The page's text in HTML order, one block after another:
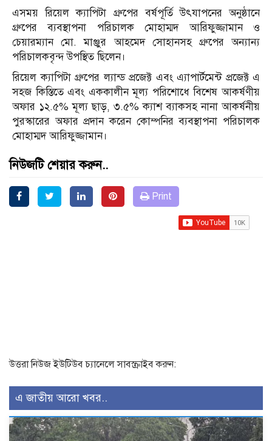
এসময় রিয়েল ক্যাপিটা গ্রুপের বর্ষপূর্তি উৎযাপনের অনুষ্ঠানে
গ্রুপের ব্যবস্থাপনা পরিচালক মোহাম্মদ আরিফুজ্জামান ও
চেয়ারম্যান মো. মাঞ্জুর আহমেদ সোহানসহ গ্রুপের অন্যান্য
পরিচালকবৃন্দ উপস্থিত ছিলেন।
রিয়েল ক্যাপিটা গ্রুপের ল্যান্ড প্রজেক্ট এবং এ্যাপার্টমেন্ট প্রজেক্ট এ
সহজ কিস্তিতে এবং এককালীন মূল্য পরিশোধে বিশেষ আকর্ষণীয়
অফার ১২.৫% মূল্য ছাড়, ৩.৫% ক্যাশ ব্যাকসহ নানা আকর্ষনীয়
পুরস্কারের অফার প্রদান করেন কোম্পনির ব্যবস্থাপনা পরিচালক
মোহাম্মদ আরিফুজ্জামান।
নিউজটি শেয়ার করুন..
Print
উত্তরা নিউজ ইউটিউব চ্যানেলে সাবস্ক্রাইব করুন:
এ জাতীয় আরো খবর..